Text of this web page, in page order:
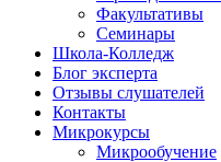
Факультативы
Семинары
Школа-Колледж
Блог эксперта
Отзывы слушателей
Контакты
Микрокурсы
Микрообучение